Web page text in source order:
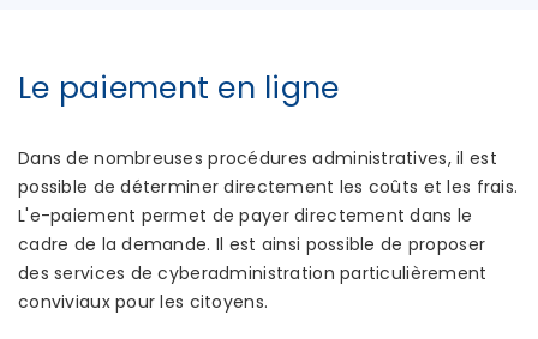
Le paiement en ligne
Dans de nombreuses procédures administratives, il est
possible de déterminer directement les coûts et les frais.
L'e-paiement permet de payer directement dans le
cadre de la demande. Il est ainsi possible de proposer
des services de cyberadministration particulièrement
conviviaux pour les citoyens.